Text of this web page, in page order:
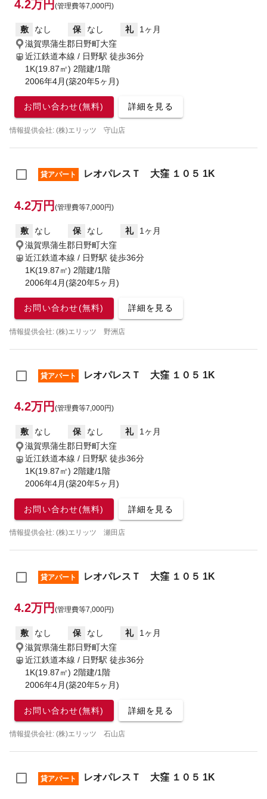
4.2万円 (管理費等7,000円)
敷 なし 保 なし 礼
1ヶ月
滋賀県蒲生郡日野町大窪
近江鉄道本線 / 日野駅 徒歩36分
1K(19.87㎡) 2階建/1階
2006年4月(築20年5ヶ月)
お問い合わせ(無料) 詳細を見る
情報提供会社: (株)エリッツ 守山店
貸アパート レオパレスＴ 大窪 １０５ 1K
4.2万円 (管理費等7,000円)
敷 なし 保 なし 礼
1ヶ月
滋賀県蒲生郡日野町大窪
近江鉄道本線 / 日野駅 徒歩36分
1K(19.87㎡) 2階建/1階
2006年4月(築20年5ヶ月)
お問い合わせ(無料) 詳細を見る
情報提供会社: (株)エリッツ 野洲店
貸アパート レオパレスＴ 大窪 １０５ 1K
4.2万円 (管理費等7,000円)
敷 なし 保 なし 礼
1ヶ月
滋賀県蒲生郡日野町大窪
近江鉄道本線 / 日野駅 徒歩36分
1K(19.87㎡) 2階建/1階
2006年4月(築20年5ヶ月)
お問い合わせ(無料) 詳細を見る
情報提供会社: (株)エリッツ 瀬田店
貸アパート レオパレスＴ 大窪 １０５ 1K
4.2万円 (管理費等7,000円)
敷 なし 保 なし 礼
1ヶ月
滋賀県蒲生郡日野町大窪
近江鉄道本線 / 日野駅 徒歩36分
1K(19.87㎡) 2階建/1階
2006年4月(築20年5ヶ月)
お問い合わせ(無料) 詳細を見る
情報提供会社: (株)エリッツ 石山店
貸アパート レオパレスＴ 大窪 １０５ 1K